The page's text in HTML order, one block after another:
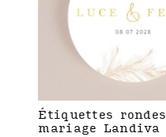
Étiquettes rondes
mariage Landiva